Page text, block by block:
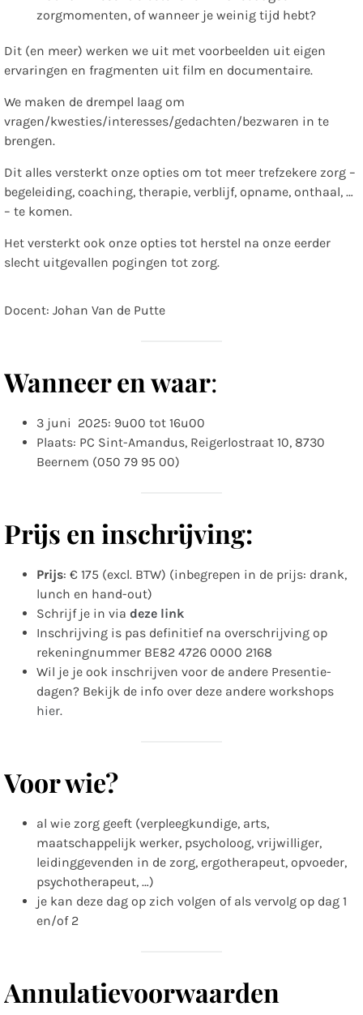
zorgmomenten, of wanneer je weinig tijd hebt?
Dit (en meer) werken we uit met voorbeelden uit eigen
ervaringen en fragmenten uit film en documentaire.
We maken de drempel laag om
vragen/kwesties/interesses/gedachten/bezwaren in te
brengen.
Dit alles versterkt onze opties om tot meer trefzekere zorg –
begeleiding, coaching, therapie, verblijf, opname, onthaal, …
– te komen.
Het versterkt ook onze opties tot herstel na onze eerder
slecht uitgevallen pogingen tot zorg.
Docent: Johan Van de Putte
Wanneer en waar:
3 juni 2025: 9u00 tot 16u00
Plaats: PC Sint-Amandus, Reigerlostraat 10, 8730
Beernem (050 79 95 00)
Prijs en inschrijving:
Prijs: € 175 (excl. BTW) (inbegrepen in de prijs: drank,
lunch en hand-out)
Schrijf je in via deze link
Inschrijving is pas definitief na overschrijving op
rekeningnummer BE82 4726 0000 2168
Wil je je ook inschrijven voor de andere Presentie-
dagen? Bekijk de info over deze andere workshops
hier.
Voor wie?
al wie zorg geeft (verpleegkundige, arts,
maatschappelijk werker, psycholoog, vrijwilliger,
leidinggevenden in de zorg, ergotherapeut, opvoeder,
psychotherapeut, …)
je kan deze dag op zich volgen of als vervolg op dag 1
en/of 2
Annulatievoorwaarden